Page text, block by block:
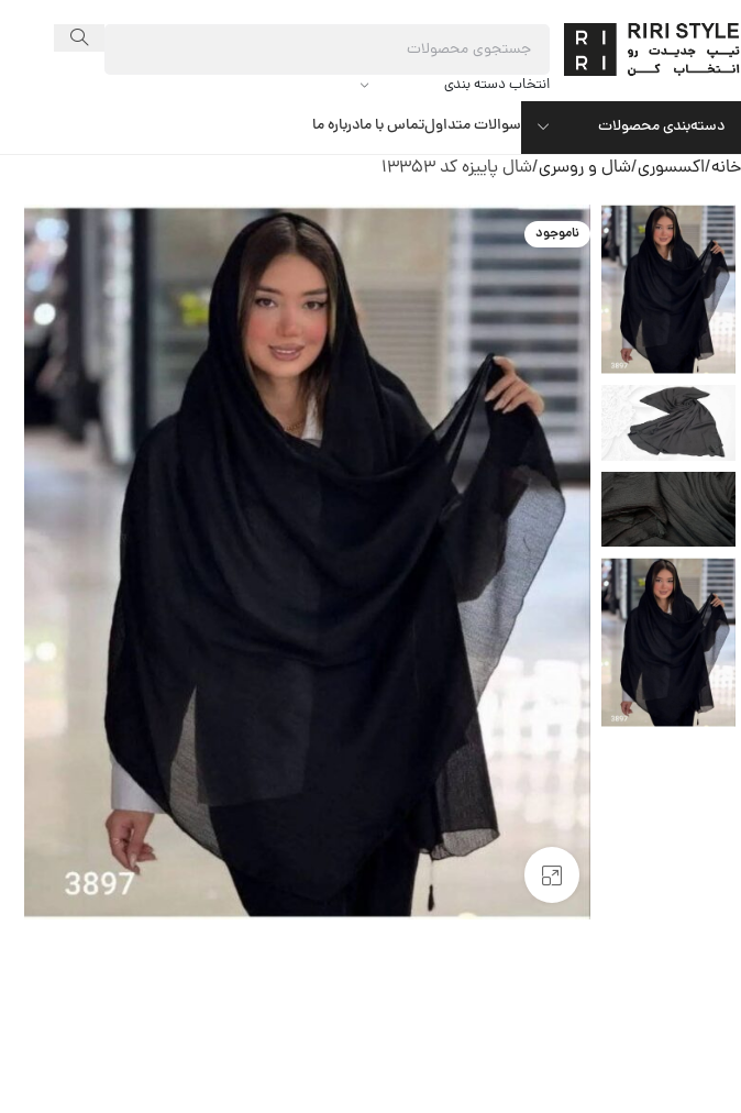
انتخاب دسته بندی
دسته‌بندی محصولات سوالات متداولتماس با مادرباره ما
خانه اکسسوری شال و روسری شال پاییزه کد 13353
ناموجود